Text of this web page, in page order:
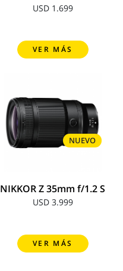
USD 1.699
VER MÁS
NUEVO
NIKKOR Z 35mm f/1.2 S
USD 3.999
VER MÁS